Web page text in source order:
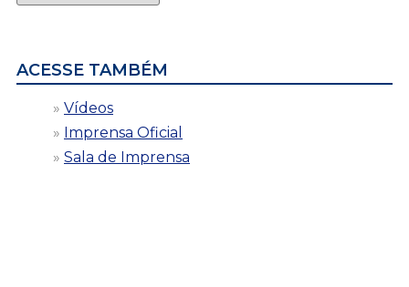
por
ACESSE TAMBÉM
Vídeos
Imprensa Oficial
Sala de Imprensa